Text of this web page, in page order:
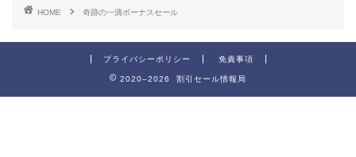
HOME 奇跡の一滴ボーナスセール
プライバシーポリシー 免責事項
2020–2026 割引セール情報局